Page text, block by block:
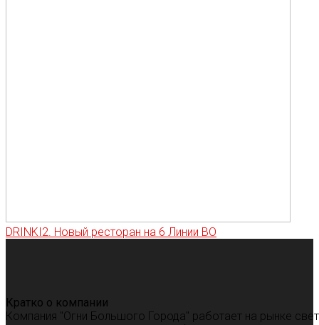
DRINKI2. Новый ресторан на 6 Линии ВО
Кратко о компании
Компания "Огни Большого Города" работает на рынке